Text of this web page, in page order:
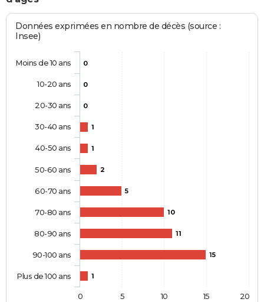
Données exprimées en nombre de décès (source :
Insee)
0
0
0
1
1
2
5
10
11
15
1
Moins de 10 ans
10-20 ans
20-30 ans
30-40 ans
40-50 ans
50-60 ans
60-70 ans
70-80 ans
80-90 ans
90-100 ans
Plus de 100 ans
0 5 10 15 20